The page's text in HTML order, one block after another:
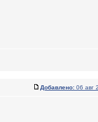
Добавлено: 06 авг